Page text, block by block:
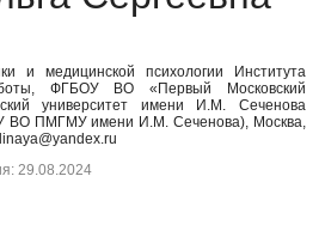
и медицинской психологии Института
ФГБОУ ВО «Первый Московский
университет имени И.М. Сеченова
ВО ПМГМУ имени И.М. Сеченова), Москва,
29.08.2024